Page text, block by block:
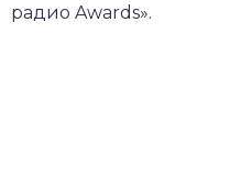
радио Awards».